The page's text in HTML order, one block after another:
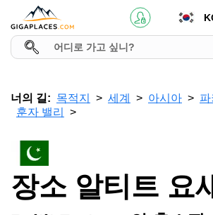
너의 길: 목적지 세계 아시아
훈자 밸리
장소 알티트 요